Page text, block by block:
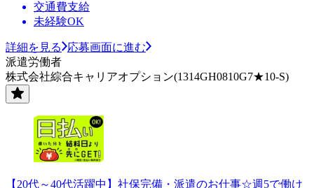
交通費支給
未経験OK
詳細を見る
応募画面に進む
派遣労働者
株式会社綜合キャリアオプション(1314GH0810G7★10-S)
【20代～40代活躍中】社保完備・派遣のお仕事☆週5で働け